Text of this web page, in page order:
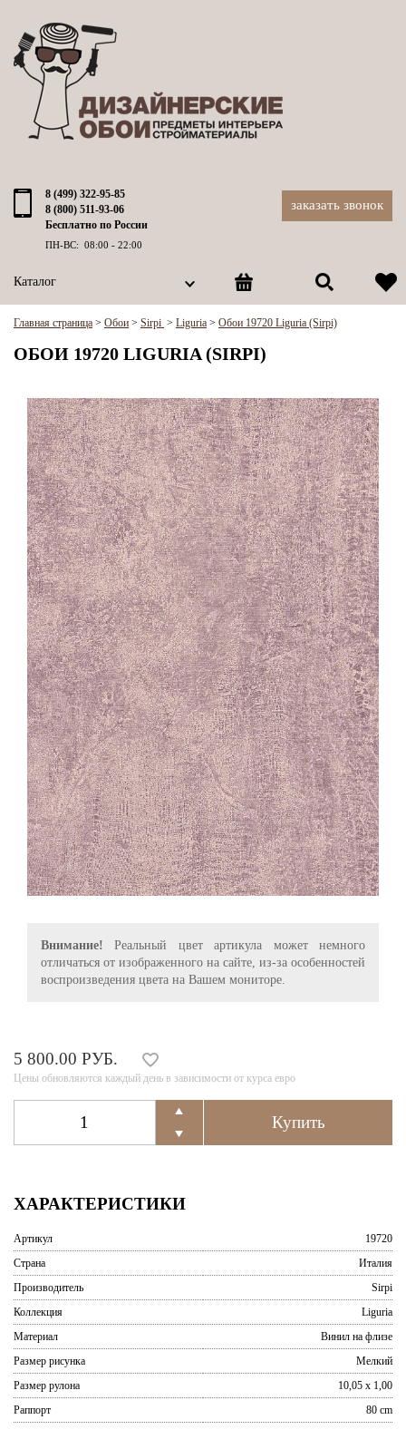
8 (499) 322-95-85
8 (800) 511-93-06
Бесплатно по России
ПН-ВС: 08:00 - 22:00
заказать звонок
Каталог
Главная страница > Обои > Sirpi > Liguria > Обои 19720 Liguria (Sirpi)
ОБОИ 19720 LIGURIA (SIRPI)
Внимание! Реальный цвет артикула может немного
отличаться от изображенного на сайте, из-за особенностей
воспроизведения цвета на Вашем мониторе.
5 800.00 РУБ.
Цены обновляются каждый день в зависимости от курса евро
ХАРАКТЕРИСТИКИ
Артикул
19720
Страна
Италия
Производитель
Sirpi
Коллекция
Liguria
Материал
Винил на флизе
Размер рисунка
Мелкий
Размер рулона
10,05 x 1,00
Раппорт
80 cm